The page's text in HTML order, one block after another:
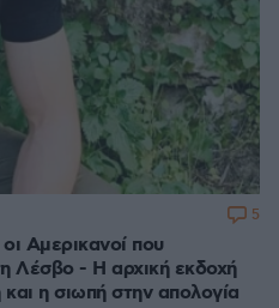
Αμερικανοί που
Λέσβο - Η αρχική εκδοχή
η σιωπή στην απολογία
5